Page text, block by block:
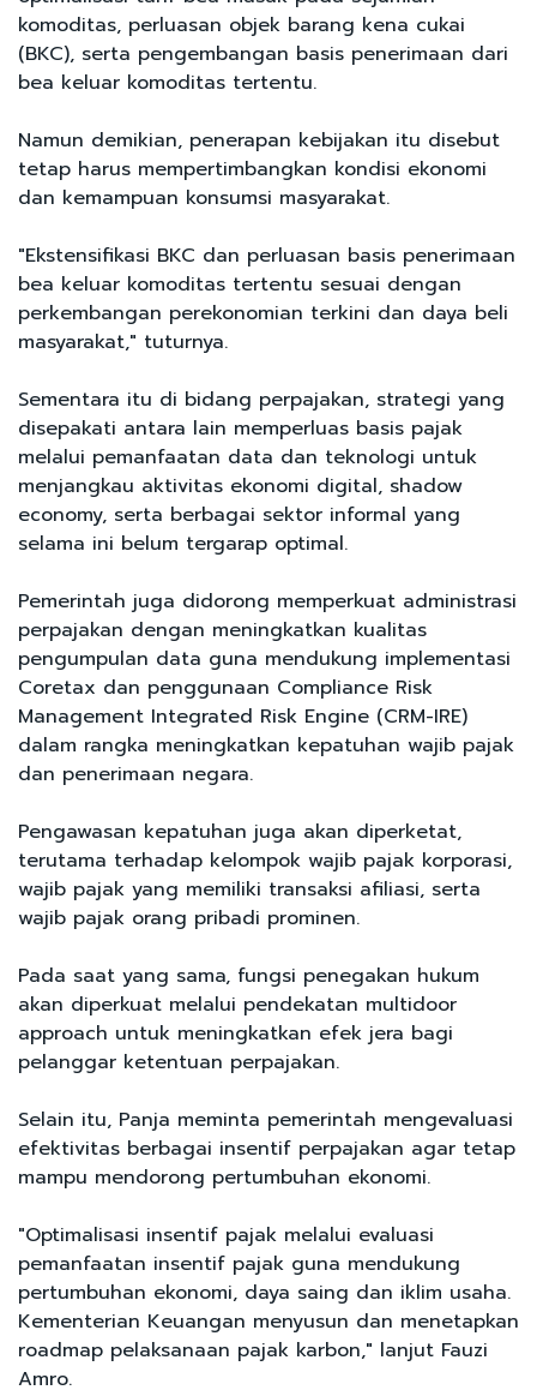
komoditas, perluasan objek barang kena cukai
(BKC), serta pengembangan basis penerimaan dari
bea keluar komoditas tertentu.
Namun demikian, penerapan kebijakan itu disebut
tetap harus mempertimbangkan kondisi ekonomi
dan kemampuan konsumsi masyarakat.
"Ekstensifikasi BKC dan perluasan basis penerimaan
bea keluar komoditas tertentu sesuai dengan
perkembangan perekonomian terkini dan daya beli
masyarakat," tuturnya.
Sementara itu di bidang perpajakan, strategi yang
disepakati antara lain memperluas basis pajak
melalui pemanfaatan data dan teknologi untuk
menjangkau aktivitas ekonomi digital, shadow
economy, serta berbagai sektor informal yang
selama ini belum tergarap optimal.
Pemerintah juga didorong memperkuat administrasi
perpajakan dengan meningkatkan kualitas
pengumpulan data guna mendukung implementasi
Coretax dan penggunaan Compliance Risk
Management Integrated Risk Engine (CRM-IRE)
dalam rangka meningkatkan kepatuhan wajib pajak
dan penerimaan negara.
Pengawasan kepatuhan juga akan diperketat,
terutama terhadap kelompok wajib pajak korporasi,
wajib pajak yang memiliki transaksi afiliasi, serta
wajib pajak orang pribadi prominen.
Pada saat yang sama, fungsi penegakan hukum
akan diperkuat melalui pendekatan multidoor
approach untuk meningkatkan efek jera bagi
pelanggar ketentuan perpajakan.
Selain itu, Panja meminta pemerintah mengevaluasi
efektivitas berbagai insentif perpajakan agar tetap
mampu mendorong pertumbuhan ekonomi.
"Optimalisasi insentif pajak melalui evaluasi
pemanfaatan insentif pajak guna mendukung
pertumbuhan ekonomi, daya saing dan iklim usaha.
Kementerian Keuangan menyusun dan menetapkan
roadmap pelaksanaan pajak karbon," lanjut Fauzi
Amro.